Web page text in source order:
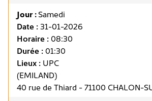
Jour :Samedi
Date :31-01-2026
Horaire :08:30
Durée :01:30
Lieux : UPC
(EMILAND)
40 rue de Thiard - 71100 CHALON-